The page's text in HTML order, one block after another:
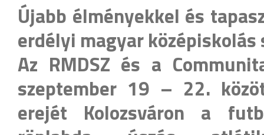
Újabb élményekkel és
erdélyi magyar
Az RMDSZ és a
szeptember 19 – 22.
erejét Kolozsváron a